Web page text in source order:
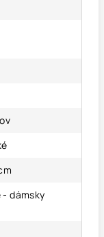
- dámsky